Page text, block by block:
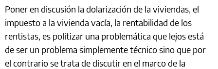
Poner en discusión la dolarización de la viviendas, el
impuesto a la vivienda vacía, la rentabilidad de los
rentistas, es politizar una problemática que lejos está
de ser un problema simplemente técnico sino que por
el contrario se trata de discutir en el marco de la